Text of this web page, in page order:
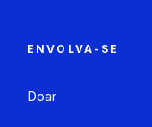
ENVOLVA-SE
Doar